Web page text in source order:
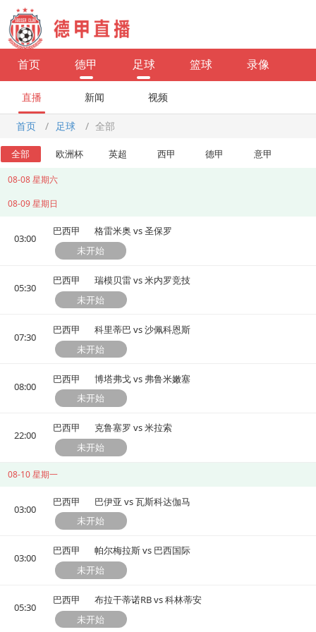
首页 德甲 足球 篮球 录像
直播 新闻 视频
首页 / 足球 / 全部
全部 欧洲杯 英超 西甲 德甲 意甲
08-08 星期六
08-09 星期日
03:00
巴西甲
格雷米奥 vs 圣保罗
未开始
05:30
巴西甲
瑞模贝雷 vs 米内罗竞技
未开始
07:30
巴西甲
科里蒂巴 vs 沙佩科恩斯
未开始
08:00
巴西甲
博塔弗戈 vs 弗鲁米嫩塞
未开始
22:00
巴西甲
克鲁塞罗 vs 米拉索
未开始
08-10 星期一
03:00
巴西甲
巴伊亚 vs 瓦斯科达伽马
未开始
03:00
巴西甲
帕尔梅拉斯 vs 巴西国际
未开始
05:30
巴西甲
布拉干蒂诺RB vs 科林蒂安
未开始